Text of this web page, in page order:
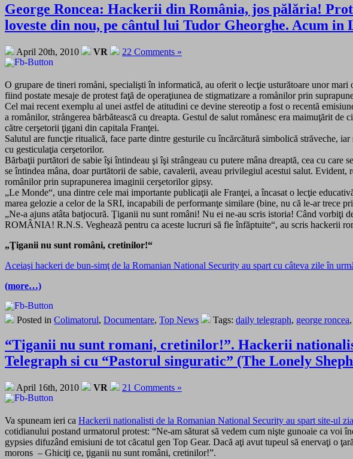
George Roncea: Hackerii din România, jos pălăria!
loveste din nou, pe cântul lui Tudor Gheorghe. Acum
April 20th, 2010 VR 22 Comments »
O grupare de tineri romåni, specialişti în informatică, au oferit o lecţie usturătoare unor
fiind postate mesaje de protest faţă de operaţiunea de stigmatizare a romånilor prin
Cel mai recent exemplu al unei astfel de atitudini ce devine stereotip a fost o recentă
a romånilor, strångerea bărbătească cu dreapta. Gestul de salut romånesc era maimuţărit
către cerşetorii ţigani din capitala Franţei.
Salutul are funcţie ritualică, face parte dintre gesturile cu încărcătură simbolică străveche,
cu gesticulaţia cerşetorilor.
Bărbaţii purtători de sabie îşi întindeau şi îşi strângeau cu putere mâna dreaptă, cea cu
se întindea mâna, doar purtătorii de sabie, cavalerii, aveau privilegiul acestui salut.
românilor prin suprapunerea imaginii cerşetorilor gipsy.
„Le Monde“, una dintre cele mai importante publicaţii ale Franţei, a încasat o lecţie
marea gelozie a celor de la SRI, incapabili de performanţe similare (bine, nu că le-ar trece
„Ne-a ajuns atâta batjocură. Ţiganii nu sunt români! Nu ei ne-au scris istoria! Când vorbiţi
ROMÂNIA! R.N.S. Veghează pentru ca aceste lucruri să fie înfăptuite“, au scris hackerii
„Ţiganii nu sunt români, cretinilor!“
Aceiaşi hackeri de bun-simţ de la Romanian National Security au spart cu câteva zile în
(more…)
Posted in Colimatorul, Documentare, Top News Tags: daily telegraph, george roncea,
“Tiganii nu sunt romani, cretinilor!”. Hackerii
Telegraph si cu “Pastorul singuratic” (The Lonely
April 16th, 2010 VR 21 Comments »
Va spuneam ieri ca Hackerii nationalisti de la Romanian National Security au spart site-ul
cotidianului postand urmatorul protest: “Ne-am săturat să vedem cum nişte gunoaie ca voi
gypsies difuzând emisiuni de tot căcatul gen Top Gear. Dacă aţi avut tupeul să enervaţi o
morons – Ghiciţi ce, ţiganii nu sunt români, cretinilor!”.